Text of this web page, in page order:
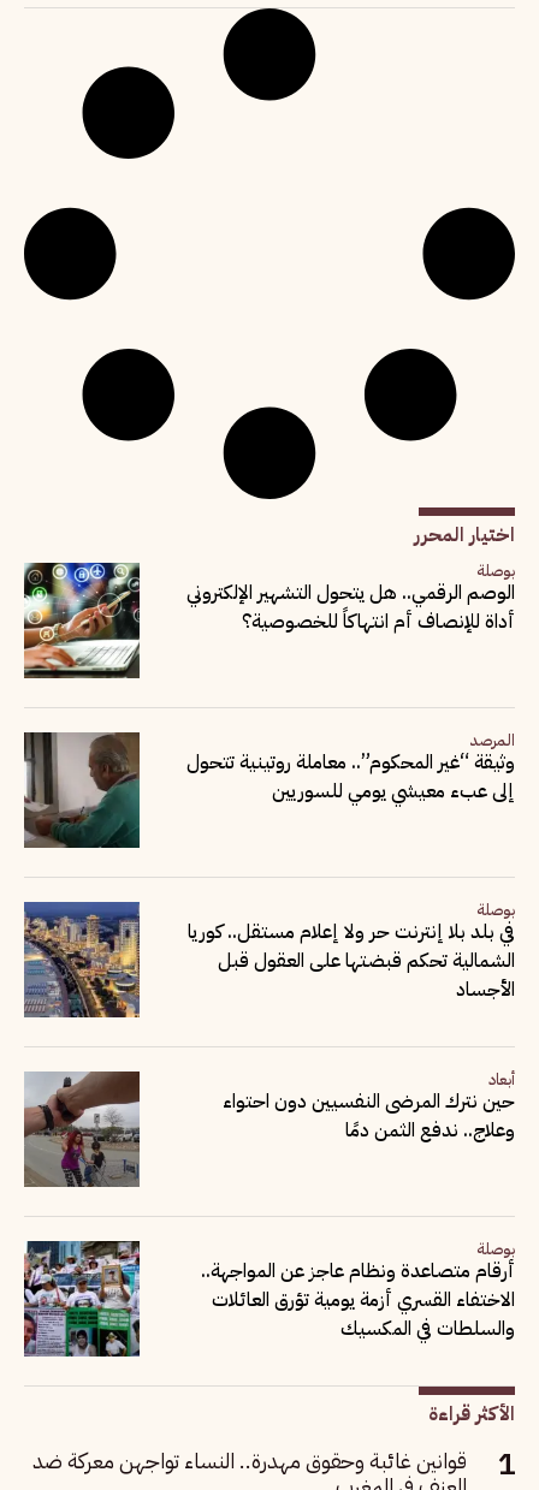
اختيار المحرر
بوصلة
الوصم الرقمي.. هل يتحول التشهير الإلكتروني
أداة للإنصاف أم انتهاكاً للخصوصية؟
المرصد
وثيقة “غير المحكوم”.. معاملة روتينية تتحول
إلى عبء معيشي يومي للسوريين
بوصلة
في بلد بلا إنترنت حر ولا إعلام مستقل.. كوريا
الشمالية تحكم قبضتها على العقول قبل
الأجساد
أبعاد
حين نترك المرضى النفسيين دون احتواء
وعلاج.. ندفع الثمن دمًا
بوصلة
أرقام متصاعدة ونظام عاجز عن المواجهة..
الاختفاء القسري أزمة يومية تؤرق العائلات
والسلطات في المكسيك
الأكثر قراءة
قوانين غائبة وحقوق مهدرة.. النساء تواجهن معركة ضد